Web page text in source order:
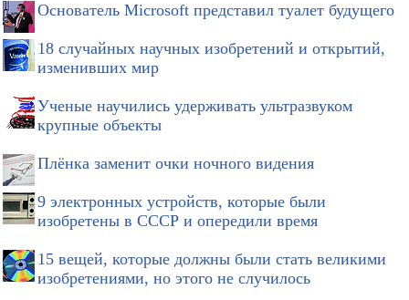
Основатель Microsoft представил туалет будущего
18 случайных научных изобретений и открытий,
изменивших мир
Ученые научились удерживать ультразвуком
крупные объекты
Плёнка заменит очки ночного видения
9 электронных устройств, которые были
изобретены в СССР и опередили время
15 вещей, которые должны были стать великими
изобретениями, но этого не случилось